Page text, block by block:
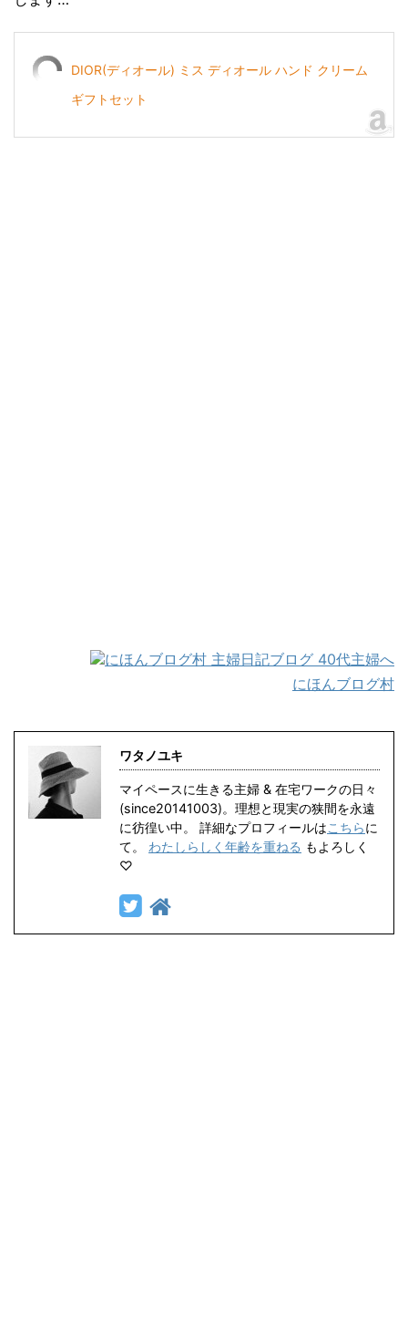
DIOR(ディオール) ミス ディオール ハンド クリーム
ギフトセット
にほんブログ村
ワタノユキ
マイペースに生きる主婦 & 在宅ワークの日々
(since20141003)。理想と現実の狭間を永遠
に彷徨い中。 詳細なプロフィールはこちらに
て。 わたしらしく年齢を重ねる もよろしく
♡